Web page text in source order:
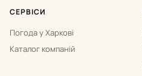
СЕРВІСИ
Погода у Харкові
Каталог компаній